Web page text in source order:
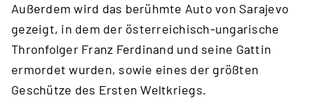
Außerdem wird das berühmte Auto von Sarajevo
gezeigt, in dem der österreichisch-ungarische
Thronfolger Franz Ferdinand und seine Gattin
ermordet wurden, sowie eines der größten
Geschütze des Ersten Weltkriegs.